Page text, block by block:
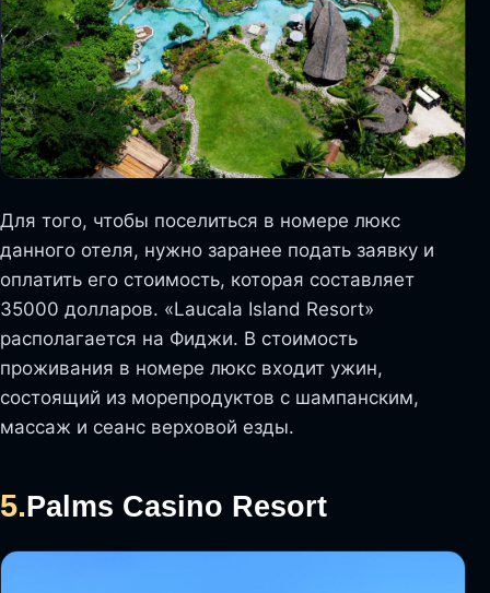
Для того, чтобы поселиться в номере люкс
данного отеля, нужно заранее подать заявку и
оплатить его стоимость, которая составляет
35000 долларов. «Laucala Island Resort»
располагается на Фиджи. В стоимость
проживания в номере люкс входит ужин,
состоящий из морепродуктов с шампанским,
массаж и сеанс верховой езды.
5.Palms Casino Resort